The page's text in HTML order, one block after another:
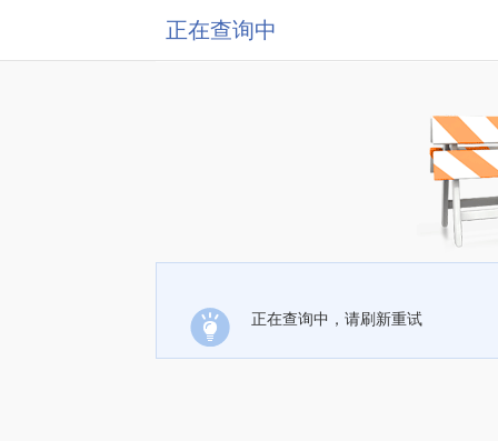
正在查询中
正在查询中，请刷新重试